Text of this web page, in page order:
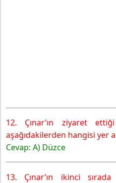
12. Çınar’ın ziyaret
aşağıdakilerden hangisi yer
Cevap: A) Düzce
13. Çınar’ın ikinci